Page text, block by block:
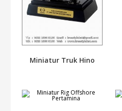
Miniatur Truk Hino